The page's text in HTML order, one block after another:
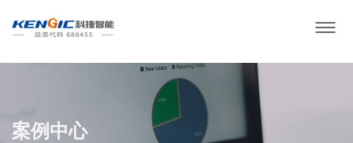
案例中心